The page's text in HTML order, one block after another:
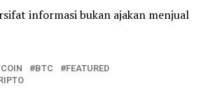
informasi bukan ajakan menjual
BTC
FEATURED